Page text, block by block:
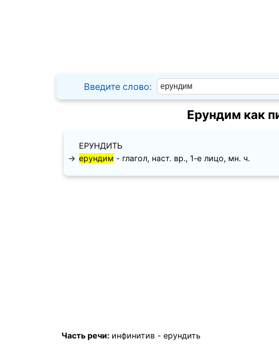
Введите слово:
Ерундим как
ЕРУНДИТЬ
→ ерундим - глагол, наст. вр., 1-е лицо, мн. ч.
Часть речи: инфинитив - ерундить